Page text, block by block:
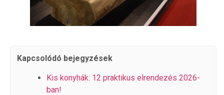
Kapcsolódó bejegyzések
Kis konyhák: 12 praktikus elrendezés 2026-
ban!